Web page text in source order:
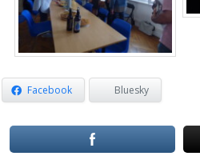
Facebook Bluesky